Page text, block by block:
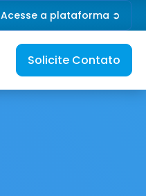
Acesse a plataforma ➲
Solicite Contato